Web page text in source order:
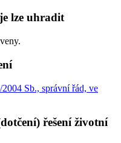
lze uhradit
Sb., správní řád, ve
řešení životní